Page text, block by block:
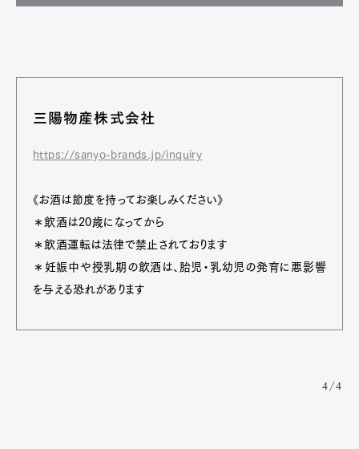
三陽物産株式会社
https://sanyo-brands.jp/inquiry
《お酒は節度を持ってお楽しみください》
＊飲酒は20歳になってから
＊飲酒運転は法律で禁止されております
＊妊娠中や授乳期の飲酒は、胎児・乳幼児の発育に悪影響
を与える恐れがあります
4/4